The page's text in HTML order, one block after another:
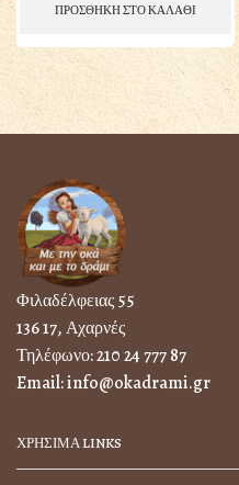
ΠΡΟΣΘΗΚΗ ΣΤΟ ΚΑΛΑΘΙ
Φιλαδέλφειας 55
136 17, Αχαρνές
Τηλέφωνο:210 24 777 87
Email:info@okadrami.gr
ΧΡΗΣΙΜΑ LINKS